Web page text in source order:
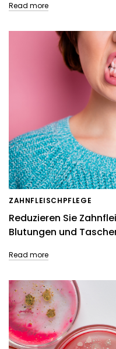
Read more
ZAHNFLEISCHPFLEGE
Reduzieren Sie
Blutungen und
Read more